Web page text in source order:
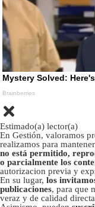
Estimado(a) lector(a)
En Gestión, valoramos
realizamos para
no está permitido,
o parcialmente los
autorizacion previa y
En su lugar, los
publicaciones, para que
veraz y de calidad